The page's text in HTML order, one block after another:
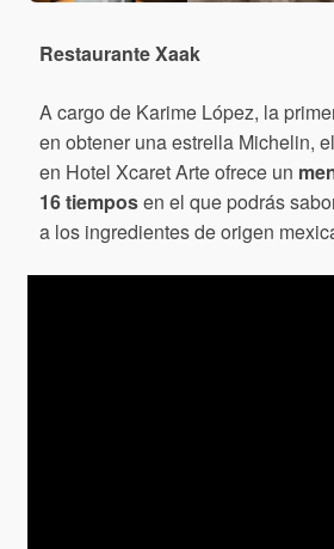
Restaurante Xaak
A cargo de Karime López, la
en obtener una estrella Michelin,
en Hotel Xcaret Arte ofrece un
16 tiemposen el que podrás
a los ingredientes de origen